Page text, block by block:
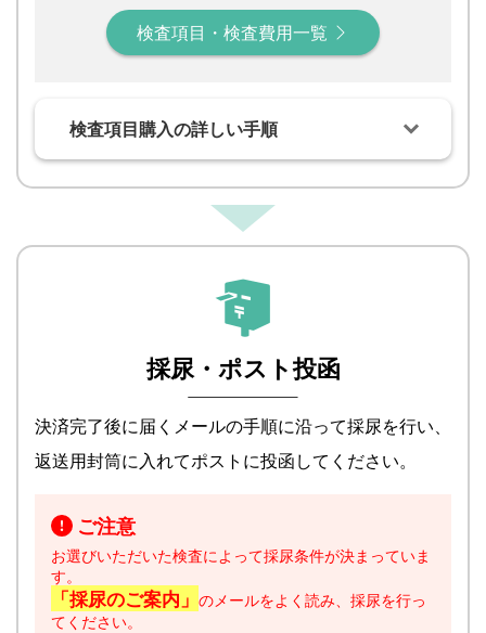
検査項目・検査費用一覧
検査項目購入の詳しい手順
採尿・ポスト投函
決済完了後に届くメールの手順に沿って採尿を行い、
返送用封筒に入れてポストに投函してください。
ご注意
お選びいただいた検査によって採尿条件が決まっていま
す。
「採尿のご案内」 のメールをよく読み、採尿を行っ
てください。